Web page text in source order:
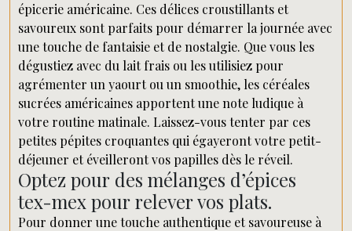
épicerie américaine. Ces délices croustillants et
savoureux sont parfaits pour démarrer la journée avec
une touche de fantaisie et de nostalgie. Que vous les
dégustiez avec du lait frais ou les utilisiez pour
agrémenter un yaourt ou un smoothie, les céréales
sucrées américaines apportent une note ludique à
votre routine matinale. Laissez-vous tenter par ces
petites pépites croquantes qui égayeront votre petit-
déjeuner et éveilleront vos papilles dès le réveil.
Optez pour des mélanges d’épices
tex-mex pour relever vos plats.
Pour donner une touche authentique et savoureuse à